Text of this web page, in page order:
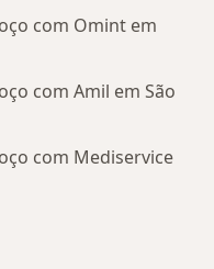
com Omint em
com Amil em São
com Mediservice